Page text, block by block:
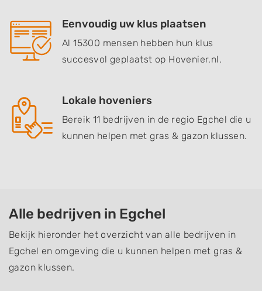
Eenvoudig uw klus plaatsen
Al 15300 mensen hebben hun klus
succesvol geplaatst op Hovenier.nl.
Lokale hoveniers
Bereik 11 bedrijven in de regio Egchel die u
kunnen helpen met gras & gazon klussen.
Alle bedrijven in Egchel
Bekijk hieronder het overzicht van alle bedrijven in
Egchel en omgeving die u kunnen helpen met gras &
gazon klussen.